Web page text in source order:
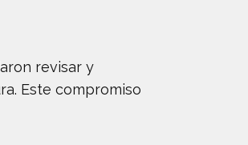
revisar y
Este compromiso